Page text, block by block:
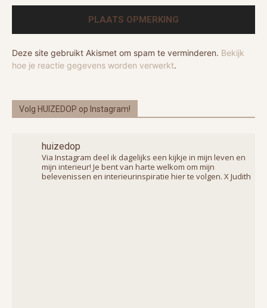
Deze site gebruikt Akismet om spam te verminderen. Bekijk
hoe je reactie gegevens worden verwerkt.
Volg HUIZEDOP op Instagram!
huizedop
Via Instagram deel ik dagelijks een kijkje in mijn leven en
mijn interieur! Je bent van harte welkom om mijn
belevenissen en interieurinspiratie hier te volgen. X Judith